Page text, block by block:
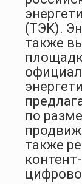
(ТЭК).
также
по
также